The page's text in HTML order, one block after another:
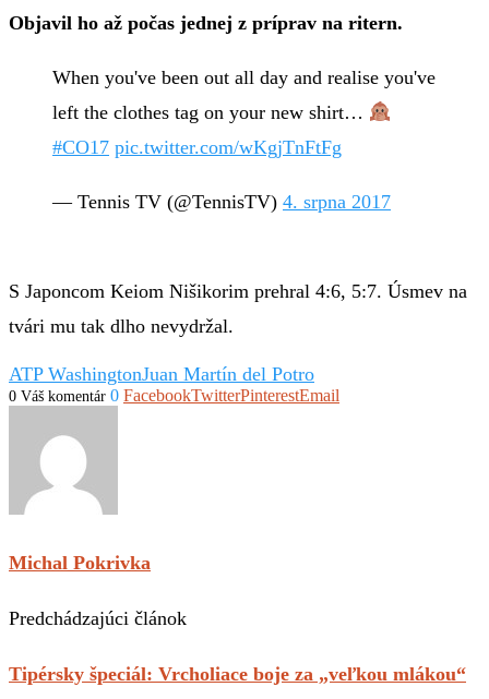
Objavil ho až počas jednej z príprav na ritern.
When you've been out all day and realise you've
left the clothes tag on your new shirt…
#CO17 pic.twitter.com/wKgjTnFtFg
— Tennis TV (@TennisTV) 4. srpna 2017
S Japoncom Keiom Nišikorim prehral 4:6, 5:7. Úsmev na
tvári mu tak dlho nevydržal.
ATP WashingtonJuan Martín del Potro
0 Váš komentár 0 FacebookTwitterPinterestEmail
Michal Pokrivka
Predchádzajúci článok
Tipérsky špeciál: Vrcholiace boje za „veľkou mlákou“